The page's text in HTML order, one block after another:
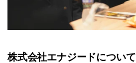
株式会社エナジードについて